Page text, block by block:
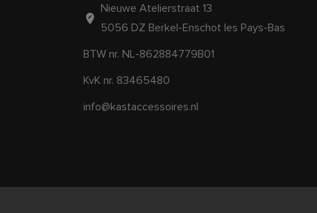
Nieuwe Atelierstraat 13
5056 DZ Berkel-Enschot les Pays-Bas
BTW nr. NL-862884779B01
KvK nr. 83465480
info@kastaccessoires.nl